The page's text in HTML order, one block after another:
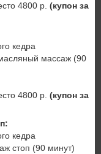
4800 р. (купон за
кедра
массаж (90
4800 р. (купон за
кедра
стоп (90 минут)